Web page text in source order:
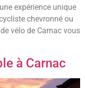
expérience unique
chevronné ou
vélo de Carnac vous
à Carnac